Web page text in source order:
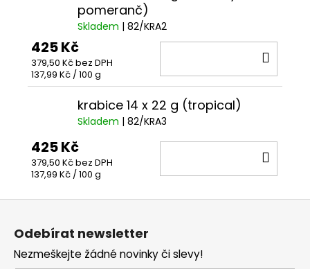
pomeranč)
Skladem | 82/KRA2
425 Kč
379,50 Kč bez DPH
Měrná
cena:
137,99 Kč / 100 g
krabice 14 x 22 g (tropical)
Skladem | 82/KRA3
425 Kč
379,50 Kč bez DPH
Měrná
137,99 Kč / 100 g
Z
Odebírat newsletter
Nezmeškejte žádné novinky či slevy!